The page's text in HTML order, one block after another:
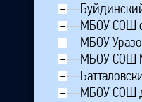
+
+ МБОУ СОШ
+ МБОУ
+ МБОУ СОШ
+
+ МБОУ СОШ